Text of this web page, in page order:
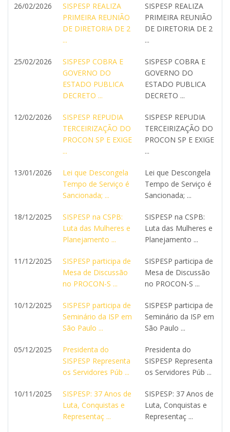
26/02/2026
SISPESP REALIZA
PRIMEIRA REUNIÃO
DE DIRETORIA DE 2
...
SISPESP REALIZA
PRIMEIRA REUNIÃO
DE DIRETORIA DE 2
...
25/02/2026
SISPESP COBRA E
GOVERNO DO
ESTADO PUBLICA
DECRETO ...
SISPESP COBRA E
GOVERNO DO
ESTADO PUBLICA
DECRETO ...
12/02/2026
SISPESP REPUDIA
TERCEIRIZAÇÃO DO
PROCON SP E EXIGE
...
SISPESP REPUDIA
TERCEIRIZAÇÃO DO
PROCON SP E EXIGE
...
13/01/2026
Lei que Descongela
Tempo de Serviço é
Sancionada; ...
Lei que Descongela
Tempo de Serviço é
Sancionada; ...
18/12/2025
SISPESP na CSPB:
Luta das Mulheres e
Planejamento ...
SISPESP na CSPB:
Luta das Mulheres e
Planejamento ...
11/12/2025
SISPESP participa de
Mesa de Discussão
no PROCON-S ...
SISPESP participa de
Mesa de Discussão
no PROCON-S ...
10/12/2025
SISPESP participa de
Seminário da ISP em
São Paulo ...
SISPESP participa de
Seminário da ISP em
São Paulo ...
05/12/2025
Presidenta do
SISPESP Representa
os Servidores Púb ...
Presidenta do
SISPESP Representa
os Servidores Púb ...
10/11/2025
SISPESP: 37 Anos de
Luta, Conquistas e
Representaç ...
SISPESP: 37 Anos de
Luta, Conquistas e
Representaç ...